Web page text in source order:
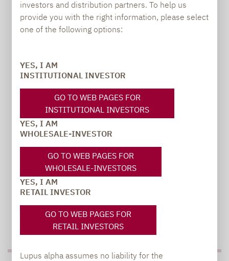
investors and distribution partners. To help us
provide you with the right information, please select
one of the following options:
YES, I AM
INSTITUTIONAL INVESTOR
GO TO WEB PAGES FOR
INSTITUTIONAL INVESTORS
YES, I AM
WHOLESALE-INVESTOR
GO TO WEB PAGES FOR
WHOLESALE-INVESTORS
YES, I AM
RETAIL INVESTOR
GO TO WEB PAGES FOR
RETAIL INVESTORS
Lupus alpha assumes no liability for the
GENERAL QUESTIONS OR
SUGGESTIONS:
Carsten Michael
carsten.michael@lupusalpha.de
+49 69 / 36 50 58 - 7402
TO OUR PRESS AREA